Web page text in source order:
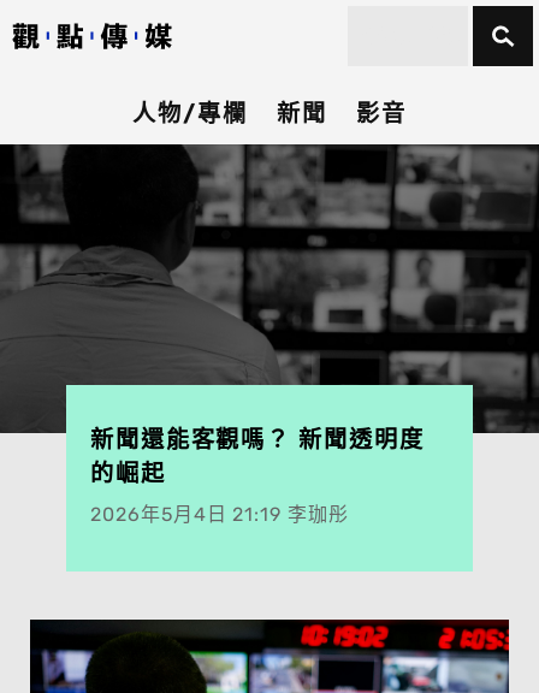
人物/專欄 新聞 影音
新聞還能客觀嗎？ 新聞透明度
的崛起
2026年5月4日 21:19 李珈彤